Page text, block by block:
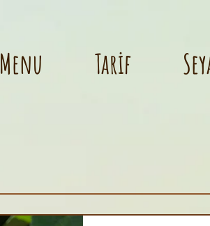
Menu Tarif